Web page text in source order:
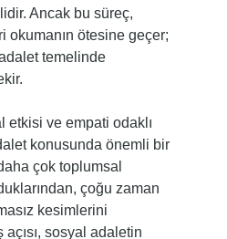
Ancak bu süreç,
okumanın ötesine geçer;
temelinde
etkisi ve empati odaklı
konusunda önemli bir
çok toplumsal
çoğu zaman
kesimlerini
açısı, sosyal adaletin